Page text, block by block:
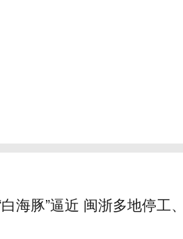
海豚”逼近 闽浙多地停工